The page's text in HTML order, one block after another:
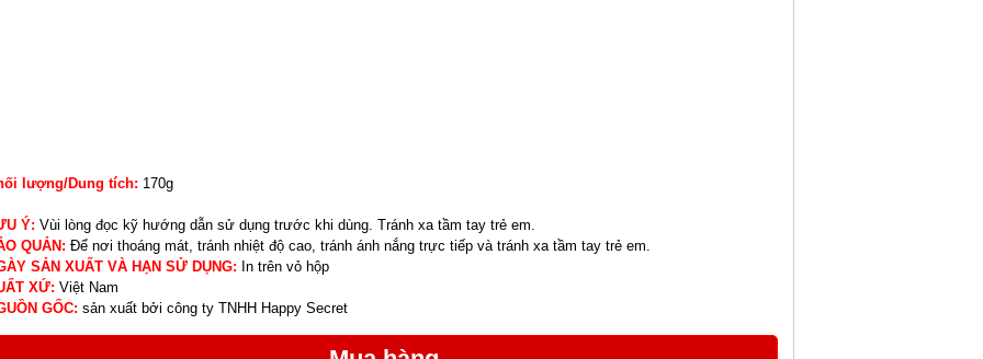
lượng/Dung tích: 170g
Ý: Vùi lòng đọc kỹ hướng dẫn sử dụng trước khi dùng. Tránh xa tầm tay trẻ em.
QUẢN: Để nơi thoáng mát, tránh nhiệt độ cao, tránh ánh nắng trực tiếp và tránh xa tầm tay trẻ em.
SẢN XUẤT VÀ HẠN SỬ DỤNG: In trên vỏ hộp
XỨ: Việt Nam
GỐC: sản xuất bởi công ty TNHH Happy Secret